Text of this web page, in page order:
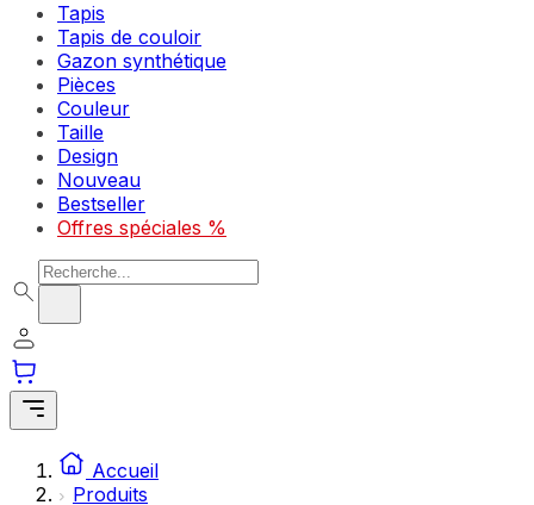
Tapis
Tapis de couloir
Gazon synthétique
Pièces
Couleur
Taille
Design
Nouveau
Bestseller
Offres spéciales %
Recherche de produits
Accueil
Produits